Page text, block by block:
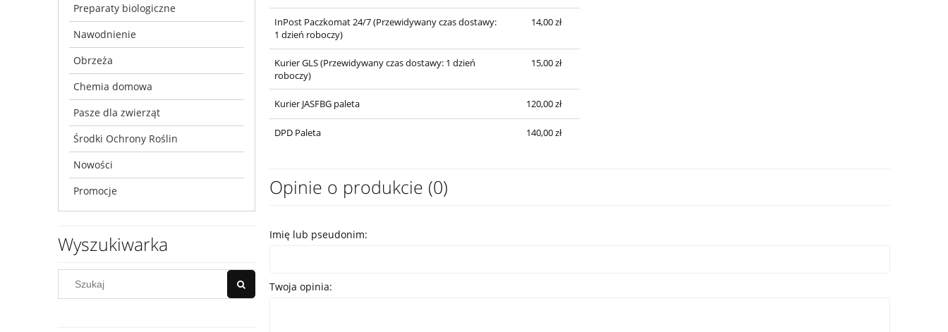
Preparaty biologiczne
Nawodnienie
Obrzeża
Chemia domowa
Pasze dla zwierząt
Środki Ochrony Roślin
Nowości
Promocje
Wyszukiwarka
InPost Paczkomat 24/7(Przewidywany czas dostawy:
1 dzień roboczy)
14,00 zł
Kurier GLS(Przewidywany czas dostawy: 1 dzień
roboczy)
15,00 zł
Kurier JASFBG paleta 120,00 zł
DPD Paleta 140,00 zł
Opinie o produkcie (0)
Imię lub pseudonim:
Twoja opinia: